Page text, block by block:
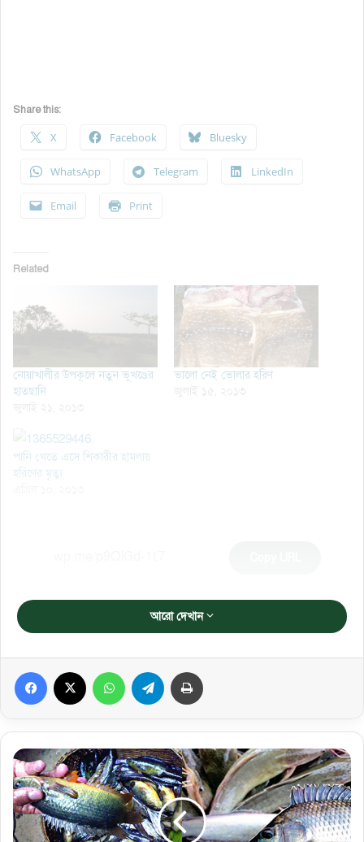
Share this:
X Facebook Bluesky
WhatsApp Telegram LinkedIn
Email Print
Related
নোয়াখালীর উপকূলে নতুন ভূখণ্ডের
হাতছানি
ভালো নেই ভোলার হরিণ
পানি খেতে এসে শিকারীর হামলায়
হরিণের মৃত্যু
আরো দেখান